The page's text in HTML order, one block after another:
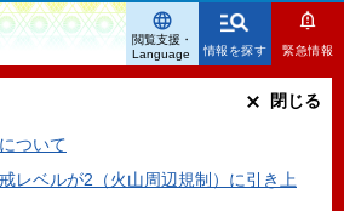
情報を探す 緊急情報
ついて
レベルが2（火山周辺規制）に引き上
閉じる
閲覧支援・
Language